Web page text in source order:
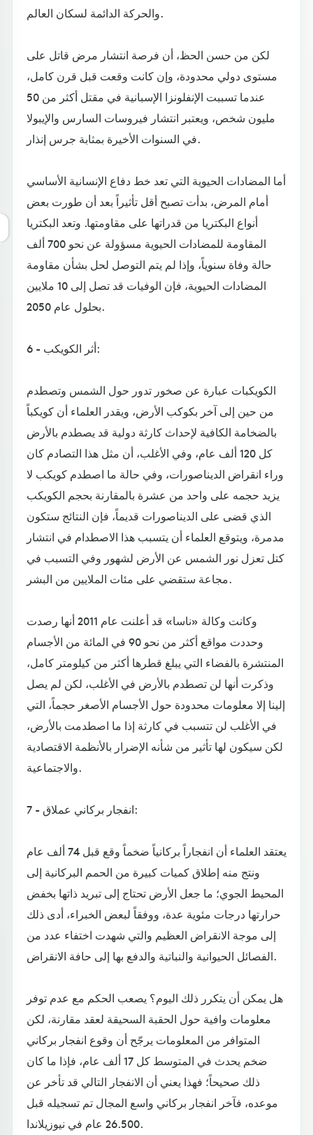
والحركة الدائمة لسكان العالم.
لكن من حسن الحظ، أن فرصة انتشار مرض قاتل على
مستوى دولي محدودة، وإن كانت وقعت قبل قرن كامل،
عندما تسببت الإنفلونزا الإسبانية في مقتل أكثر من 50
مليون شخص، ويعتبر انتشار فيروسات السارس والإيبولا
في السنوات الأخيرة بمثابة جرس إنذار.
أما المضادات الحيوية التي تعد خط دفاع الإنسانية الأساسي
أمام المرض، بدأت تصبح أقل تأثيراً بعد أن طورت بعض
أنواع البكتريا من قدراتها على مقاومتها. وتعد البكتريا
المقاومة للمضادات الحيوية مسؤولة عن نحو 700 ألف
حالة وفاة سنوياً، وإذا لم يتم التوصل لحل بشأن مقاومة
المضادات الحيوية، فإن الوفيات قد تصل إلى 10 ملايين
بحلول عام 2050.
6 - أثر الكويكب:
الكويكبات عبارة عن صخور تدور حول الشمس وتصطدم
من حين إلى آخر بكوكب الأرض، ويقدر العلماء أن كويكباً
بالضخامة الكافية لإحداث كارثة دولية قد يصطدم بالأرض
كل 120 ألف عام، وفي الأغلب، أن مثل هذا التصادم كان
وراء انقراض الديناصورات، وفي حالة ما اصطدم كويكب لا
يزيد حجمه على واحد من عشرة بالمقارنة بحجم الكويكب
الذي قضى على الديناصورات قديماً، فإن النتائج ستكون
مدمرة، ويتوقع العلماء أن يتسبب هذا الاصطدام في انتشار
كتل تعزل نور الشمس عن الأرض لشهور وفي التسبب في
مجاعة ستقضي على مئات الملايين من البشر.
وكانت وكالة «ناسا» قد أعلنت عام 2011 أنها رصدت
وحددت مواقع أكثر من نحو 90 في المائة من الأجسام
المنتشرة بالفضاء التي يبلغ قطرها أكثر من كيلومتر كامل،
وذكرت أنها لن تصطدم بالأرض في الأغلب، لكن لم يصل
إلينا إلا معلومات محدودة حول الأجسام الأصغر حجماً، التي
في الأغلب لن تتسبب في كارثة إذا ما اصطدمت بالأرض،
لكن سيكون لها تأثير من شأنه الإضرار بالأنظمة الاقتصادية
والاجتماعية.
7 - انفجار بركاني عملاق:
يعتقد العلماء أن انفجاراً بركانياً ضخماً وقع قبل 74 ألف عام
ونتج منه إطلاق كميات كبيرة من الحمم البركانية إلى
المحيط الجوي؛ ما جعل الأرض تحتاج إلى تبريد ذاتها بخفض
حرارتها درجات مئوية عدة، ووفقاً لبعض الخبراء، أدى ذلك
إلى موجة الانقراض العظيم والتي شهدت اختفاء عدد من
الفصائل الحيوانية والنباتية والدفع بها إلى حافة الانقراض.
هل يمكن أن يتكرر ذلك اليوم؟ يصعب الحكم مع عدم توفر
معلومات وافية حول الحقبة السحيقة لعقد مقارنة، لكن
المتوافر من المعلومات يرجّح أن وقوع انفجار بركاني
ضخم يحدث في المتوسط كل 17 ألف عام، فإذا ما كان
ذلك صحيحاً؛ فهذا يعني أن الانفجار التالي قد تأخر عن
موعده، فآخر انفجار بركاني واسع المجال تم تسجيله قبل
26.500 عام في نيوزيلاندا.